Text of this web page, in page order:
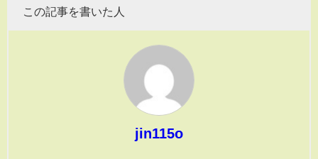
この記事を書いた人
jin115o